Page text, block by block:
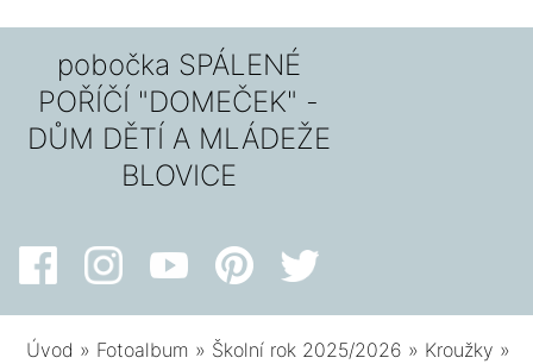
pobočka SPÁLENÉ
POŘÍČÍ "DOMEČEK" -
DŮM DĚTÍ A MLÁDEŽE
BLOVICE
Úvod » Fotoalbum » Školní rok 2025/2026 » Kroužky »